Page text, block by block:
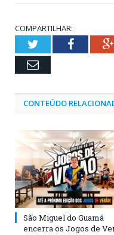
COMPARTILHAR:
TwitterFacebook
Email
CONTEÚDO
São Miguel do Guamá
encerra os Jogos de